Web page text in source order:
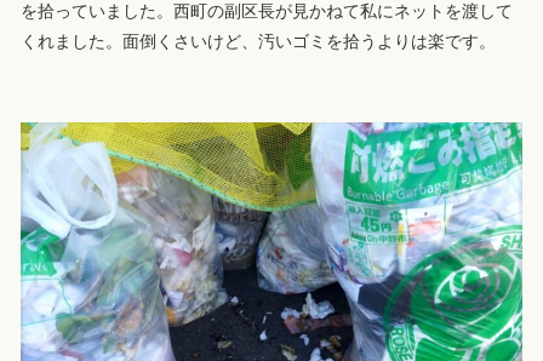
を拾っていました。西町の副区長が見かねて私にネットを渡して
くれました。面倒くさいけど、汚いゴミを拾うよりは楽です。